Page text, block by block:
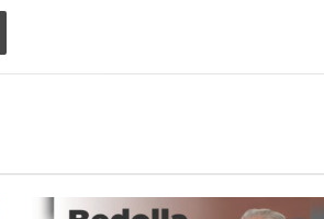
Imprimir